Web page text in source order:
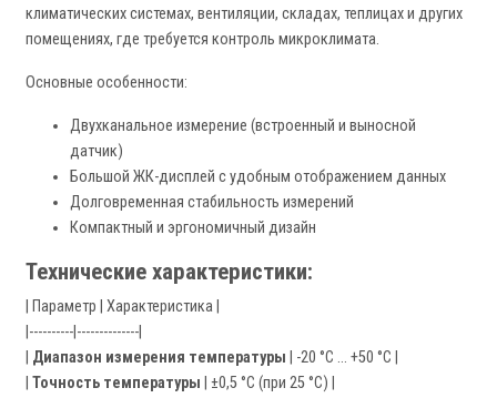
климатических системах, вентиляции, складах, теплицах и других
помещениях, где требуется контроль микроклимата.
Основные особенности:
Двухканальное измерение (встроенный и выносной
датчик)
Большой ЖК-дисплей с удобным отображением данных
Долговременная стабильность измерений
Компактный и эргономичный дизайн
Технические характеристики:
| Параметр | Характеристика |
|----------|--------------|
Диапазон измерения температуры | -20 °C … +50 °C |
Точность температуры | ±0,5 °C (при 25 °C) |